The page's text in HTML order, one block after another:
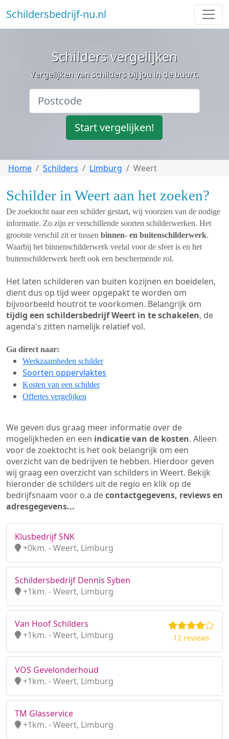
Schildersbedrijf-nu.nl
Schilders vergelijken
Vergelijken van schilders bij jou in de buurt.
Start vergelijken!
Home Schilders Limburg Weert
Schilder in Weert aan het zoeken?
De zoektocht naar een schilder gestart, wij voorzien van de nodige
informatie. Zo zijn er verschillende soorten schilderwerken. Het
grootste verschil zit er tussen binnen- en buitenschilderwerk.
Waarbij het binnenschilderwerk veelal voor de sfeer is en het
buitenschilderwerk heeft ook een beschermende rol.
Het laten schilderen van buiten kozijnen en boeidelen,
dient dus op tijd weer opgepakt te worden om
bijvoorbeeld houtrot te voorkomen. Belangrijk om
tijdig een schildersbedrijf Weert in te schakelen, de
agenda's zitten namelijk relatief vol.
Ga direct naar:
Werkzaamheden schilder
Soorten oppervlaktes
Kosten van een schilder
Offertes vergelijken
We geven dus graag meer informatie over de
mogelijkheden en een indicatie van de kosten. Alleen
voor de zoektocht is het ook belangrijk om een
overzicht van de bedrijven te hebben. Hierdoor geven
wij graag een overzicht van schilders in Weert. Bekijk
hieronder de schilders uit de regio en klik op de
bedrijfsnaam voor o.a decontactgegevens, reviews en
adresgegevens...
Klusbedrijf SNK
+0km. - Weert, Limburg
Schildersbedrijf Dennis Syben
+1km. - Weert, Limburg
Van Hoof Schilders
+1km. - Weert, Limburg
12 reviews
VOS Gevelonderhoud
+1km. - Weert, Limburg
TM Glasservice
+1km. - Weert, Limburg